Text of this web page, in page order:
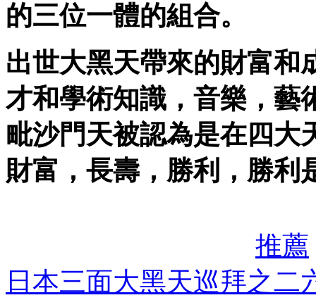
的三位一體的組合。
出世大黑天帶來的財富和
才和學術知識，音樂，藝
毗沙門天被認為是在四大
財富，長壽，勝利，勝利
推薦
日本三面大黑天巡拜之二